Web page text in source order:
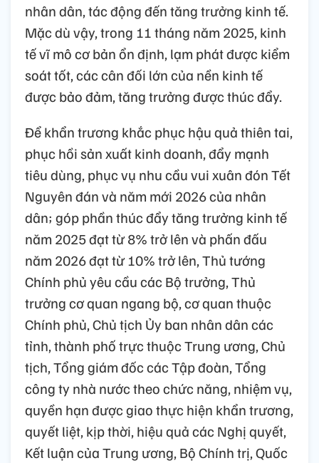
nhân dân, tác động đến tăng trưởng kinh tế.
Mặc dù vậy, trong 11 tháng năm 2025, kinh
tế vĩ mô cơ bản ổn định, lạm phát được kiểm
soát tốt, các cân đối lớn của nền kinh tế
được bảo đảm, tăng trưởng được thúc đẩy.
Để khẩn trương khắc phục hậu quả thiên tai,
phục hồi sản xuất kinh doanh, đẩy mạnh
tiêu dùng, phục vụ nhu cầu vui xuân đón Tết
Nguyên đán và năm mới 2026 của nhân
dân; góp phần thúc đẩy tăng trưởng kinh tế
năm 2025 đạt từ 8% trở lên và phấn đấu
năm 2026 đạt từ 10% trở lên, Thủ tướng
Chính phủ yêu cầu các Bộ trưởng, Thủ
trưởng cơ quan ngang bộ, cơ quan thuộc
Chính phủ, Chủ tịch Ủy ban nhân dân các
tỉnh, thành phố trực thuộc Trung ương, Chủ
tịch, Tổng giám đốc các Tập đoàn, Tổng
công ty nhà nước theo chức năng, nhiệm vụ,
quyền hạn được giao thực hiện khẩn trương,
quyết liệt, kịp thời, hiệu quả các Nghị quyết,
Kết luận của Trung ương, Bộ Chính trị, Quốc